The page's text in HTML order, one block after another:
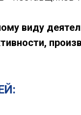
виду